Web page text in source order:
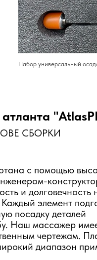
Набор универсальный
СБОРКИ
с помощью
и долговечность
элемент
посадку деталей
Наш массажер
чертежам.
диапазон